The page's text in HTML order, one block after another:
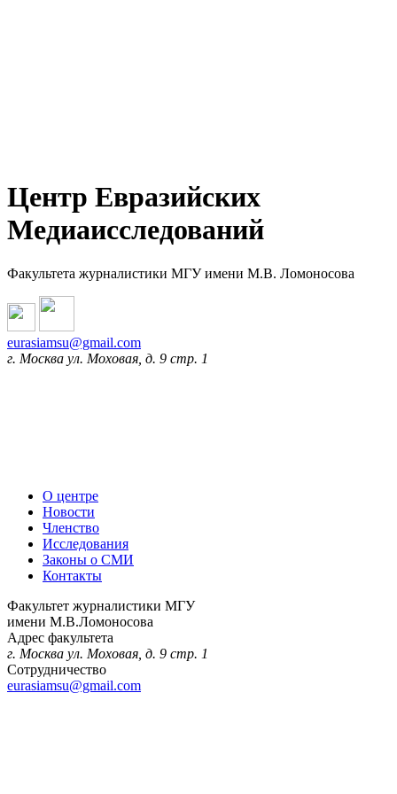
Центр Евразийских
Медиаисследований
Факультета журналистики МГУ имени М.В. Ломоносова
eurasiamsu@gmail.com
г. Москва ул. Моховая, д. 9 стр. 1
О центре
Новости
Членство
Исследования
Законы о СМИ
Контакты
Факультет журналистики МГУ
имени М.В.Ломоносова
Адрес факультета
г. Москва ул. Моховая, д. 9 стр. 1
Сотрудничество
eurasiamsu@gmail.com